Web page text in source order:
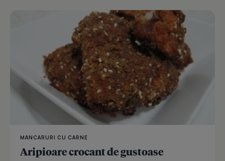
MANCARURI CU CARNE
Aripioare crocant de gustoase